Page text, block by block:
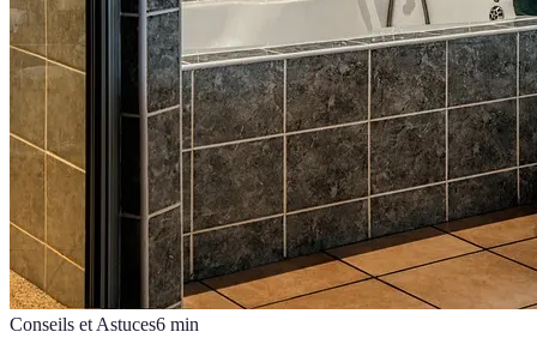
Conseils et Astuces6 min